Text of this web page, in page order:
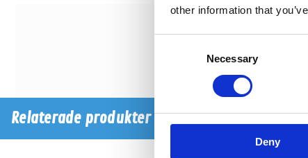
other information that
Necessary
Deny
Relaterade produkter